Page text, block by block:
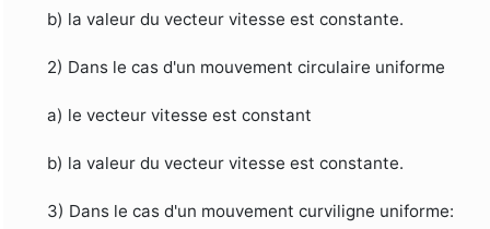
b) la valeur du vecteur vitesse est constante.
2) Dans le cas d'un mouvement circulaire uniforme
a) le vecteur vitesse est constant
b) la valeur du vecteur vitesse est constante.
3) Dans le cas d'un mouvement curviligne uniforme: